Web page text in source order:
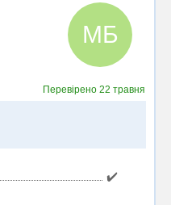
МБ
Перевірено22 травня
✔️